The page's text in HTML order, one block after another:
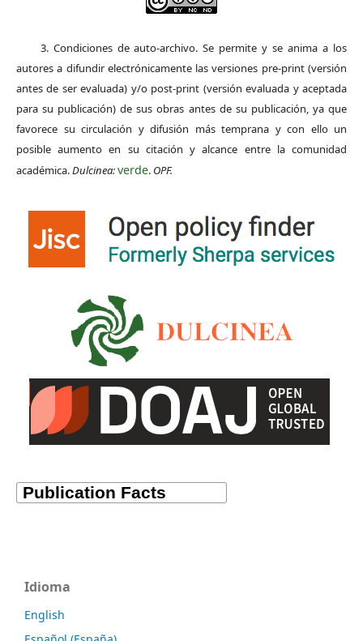
3. Condiciones de auto-archivo. Se permite y se anima a los
autores a difundir electrónicamente las versiones pre-print (versión
antes de ser evaluada) y/o post-print (versión evaluada y aceptada
para su publicación) de sus obras antes de su publicación, ya que
favorece su circulación y difusión más temprana y con ello un
posible aumento en su citación y alcance entre la comunidad
académica.Dulcinea:verde. OPF.
Idioma
English